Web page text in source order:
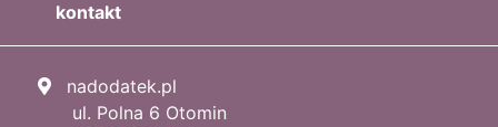
kontakt
nadodatek.pl
ul. Polna 6 Otomin